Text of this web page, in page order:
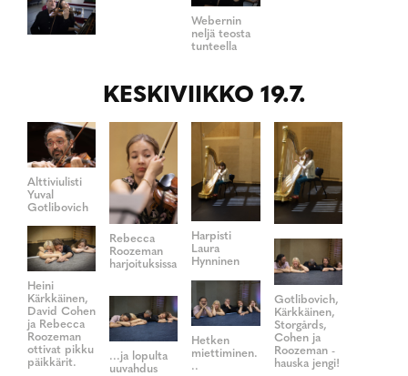
Webernin
neljä teosta
tunteella
KESKIVIIKKO 19.7.
Alttiviulisti
Yuval
Gotlibovich
Rebecca
Roozeman
harjoituksissa
Harpisti
Laura
Hynninen
Heini
Kärkkäinen,
David Cohen
ja Rebecca
Roozeman
ottivat pikku
päikkärit.
Gotlibovich,
Kärkkäinen,
Storgårds,
Cohen ja
Roozeman -
hauska jengi!
Hetken
miettiminen.
..
...ja lopulta
uuvahdus